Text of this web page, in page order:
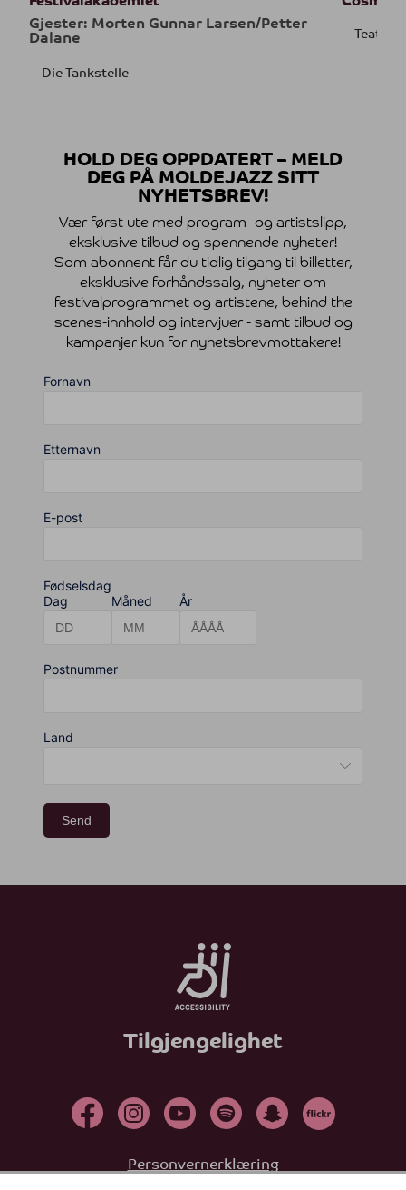
Gjester: Morten Gunnar Larsen/Petter
Dalane
Die Tankstelle
Teatret
HOLD DEG OPPDATERT – MELD
DEG PÅ MOLDEJAZZ SITT
NYHETSBREV!
Vær først ute med program- og artistslipp,
eksklusive tilbud og spennende nyheter!
Som abonnent får du tidlig tilgang til billetter,
eksklusive forhåndssalg, nyheter om
festivalprogrammet og artistene, behind the
scenes-innhold og intervjuer - samt tilbud og
kampanjer kun for nyhetsbrevmottakere!
Fornavn
Etternavn
E-post
Fødselsdag
Dag
Måned År
Postnummer
Land
Send
Tilgjengelighet
Personvernerklæring